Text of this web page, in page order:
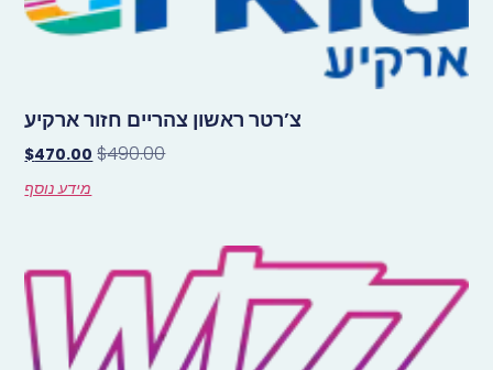
צ’רטר ראשון צהריים חזור ארקיע
$490.00
$470.00
מידע נוסף